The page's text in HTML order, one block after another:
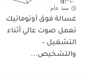
منذ عام
غسالة فوق أوتوماتيك
تعمل صوت عالي أثناء
التشغيل –
والتشخيص...